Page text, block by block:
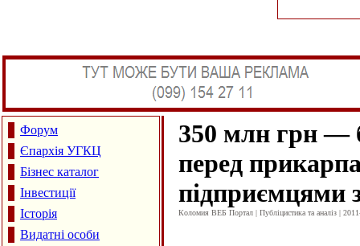
Форум
Єпархія УГКЦ
Бізнес каталог
Інвестиції
Історія
Видатні особи
350 млн грн —
перед
підприємцями
Коломия ВЕБ Портал | Публіцистика та аналіз |